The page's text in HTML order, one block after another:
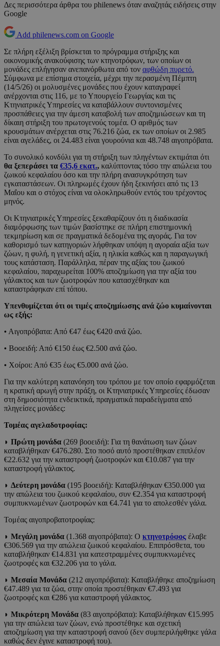
Δες περισσότερα άρθρα του philenews όταν αναζητάς ειδήσεις στην
Google
Add philenews.com on Google
Σε πλήρη εξέλιξη βρίσκεται το πρόγραμμα στήριξης και
οικονομικής ανακούφισης των κτηνοτρόφων, των οποίων οι
μονάδες επλήγησαν ανεπανόρθωτα από τον αφθώδη πυρετό.
Σύμφωνα με επίσημα στοιχεία, μέχρι την περασμένη Πέμπτη
(14/5/26) οι μολυσμένες μονάδες που έχουν καταγραφεί
ανέρχονται στις 116, με το Υπουργείο Γεωργίας και τις
Κτηνιατρικές Υπηρεσίες να καταβάλλουν συντονισμένες
προσπάθειες για την άμεση καταβολή των αποζημιώσεων και τη
δίκαιη στήριξη του πρωτογενούς τομέα. Ο αριθμός των
κρουσμάτων ανέρχεται στις 76.216 ζώα, εκ των οποίων οι 2.985
είναι αγελάδες, οι 24.483 είναι γουρούνια και 48.748 αιγοπρόβατα.
Το συνολικό κονδύλι για τη στήριξη των πληγέντων εκτιμάται ότι
θα ξεπεράσει τα €35,6 εκατ., καλύπτοντας τόσο την απώλεια του
ζωικού κεφαλαίου όσο και την πλήρη ανασυγκρότηση των
εγκαταστάσεων. Οι πληρωμές έχουν ήδη ξεκινήσει από τις 13
Μαΐου και ο στόχος είναι να ολοκληρωθούν εντός του τρέχοντος
μηνός.
Οι Κτηνιατρικές Υπηρεσίες ξεκαθαρίζουν ότι η διαδικασία
διαμόρφωσης των τιμών βασίστηκε σε πλήρη επιστημονική
τεκμηρίωση και σε πραγματικά δεδομένα της αγοράς. Για τον
καθορισμό των κατηγοριών λήφθηκαν υπόψη η αγοραία αξία των
ζώων, η φυλή, η γενετική αξία, η ηλικία καθώς και η παραγωγική
τους κατάσταση. Παράλληλα, πέραν της αξίας του ζωικού
κεφαλαίου, παραχωρείται 100% αποζημίωση για την αξία του
γάλακτος και των ζωοτροφών που κατασχέθηκαν και
καταστράφηκαν επί τόπου.
Υπενθυμίζεται ότι οι τιμές αποζημίωσης ανά ζώο κυμαίνονται
ως εξής:
• Αιγοπρόβατα: Από €47 έως €420 ανά ζώο.
• Βοοειδή: Από €150 έως €2.500 ανά ζώο.
• Χοίροι: Από €35 έως €5.000 ανά ζώο.
Για την καλύτερη κατανόηση του τρόπου με τον οποίο εφαρμόζεται
η κρατική αρωγή στην πράξη, οι Κτηνιατρικές Υπηρεσίες έδωσαν
στη δημοσιότητα ενδεικτικά, πραγματικά παραδείγματα από
πληγείσες μονάδες:
Τομέας αγελαδοτροφίας:
◗ Πρώτη μονάδα (269 βοοειδή): Για τη θανάτωση των ζώων
καταβλήθηκαν €476.280. Στο ποσό αυτό προστέθηκαν επιπλέον
€22.632 για την καταστροφή ζωοτροφών και €10.087 για την
καταστροφή γάλακτος.
◗ Δεύτερη μονάδα (195 βοοειδή): Καταβλήθηκαν €350.000 για
την απώλεια του ζωικού κεφαλαίου, συν €2.354 για καταστροφή
συμπυκνωμένων ζωοτροφών και €4.741 για το απολεσθέν γάλα.
Τομέας αιγοπροβατοτροφίας:
◗ Μεγάλη μονάδα (1.368 αιγοπρόβατα): Ο κτηνοτρόφος έλαβε
€306.569 για την απώλεια ζωικού κεφαλαίου. Επιπρόσθετα, του
καταβλήθηκαν €14.831 για κατεστραμμένες συμπυκνωμένες
ζωοτροφές και €32.206 για το γάλα.
◗ Μεσαία Μονάδα (212 αιγοπρόβατα): Καταβλήθηκε αποζημίωση
€47.489 για τα ζώα, στην οποία προστέθηκαν €7.493 για
ζωοτροφές και €286 για καταστροφή γάλακτος.
◗ Μικρότερη Μονάδα (83 αιγοπρόβατα): Καταβλήθηκαν €15.995
για την απώλεια των ζώων, ενώ προστέθηκε και σχετική
αποζημίωση για την καταστροφή σανού (δεν συμπεριλήφθηκε γάλα
καθώς δεν έγινε καταστροφή του).